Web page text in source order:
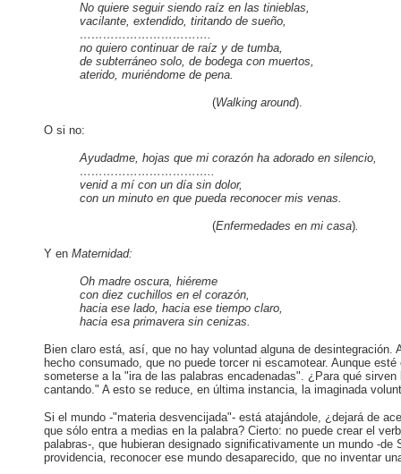
No quiere seguir siendo raíz en las tinieblas,
vacilante, extendido, tiritando de sueño,
…………………………….
no quiero continuar de raíz y de tumba,
de subterráneo solo, de bodega con muertos,
aterido, muriéndome de pena.
(Walking around).
O si no:
Ayudadme, hojas que mi corazón ha adorado en silencio,
……………………………..
venid a mí con un día sin dolor,
con un minuto en que pueda reconocer mis venas.
(Enfermedades en mi casa).
Y en Maternidad:
Oh madre oscura, hiéreme
con diez cuchillos en el corazón,
hacia ese lado, hacia ese tiempo claro,
hacia esa primavera sin cenizas.
Bien claro está, así, que no hay voluntad alguna de
hecho consumado, que no puede torcer ni escamotear. Aunque
someterse a la "ira de las palabras encadenadas". ¿Para qué
cantando." A esto se reduce, en última instancia, la imaginada
Si el mundo -"materia desvencijada"- está atajándole, ¿dejará de
que sólo entra a medias en la palabra? Cierto: no puede crear el
palabras-, que hubieran designado significativamente un mundo -
providencia, reconocer ese mundo desaparecido, que no inventar